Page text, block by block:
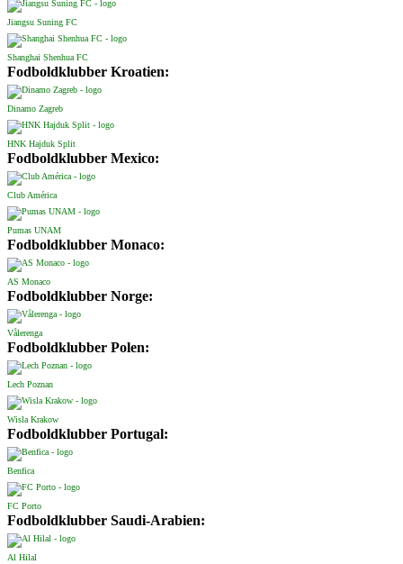
Jiangsu Suning FC
Shanghai Shenhua FC
Fodboldklubber Kroatien:
Dinamo Zagreb
HNK Hajduk Split
Fodboldklubber Mexico:
Club América
Pumas UNAM
Fodboldklubber Monaco:
AS Monaco
Fodboldklubber Norge:
Vålerenga
Fodboldklubber Polen:
Lech Poznan
Wisla Krakow
Fodboldklubber Portugal:
Benfica
FC Porto
Fodboldklubber Saudi-Arabien:
Al Hilal